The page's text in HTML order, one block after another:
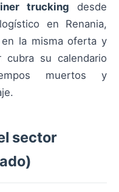
trucking desde
en Renania,
en la misma oferta y
su calendario
muertos y
sector